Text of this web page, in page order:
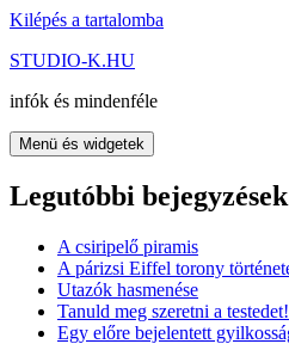
Kilépés a tartalomba
STUDIO-K.HU
infók és mindenféle
Menü és widgetek
Legutóbbi bejegyzések
A csiripelő piramis
A párizsi Eiffel torony
Utazók hasmenése
Tanuld meg szeretni a testedet!
Egy előre bejelentett